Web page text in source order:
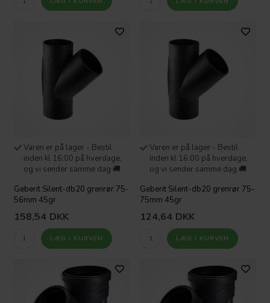
Varen er på lager - Bestil
inden kl 16:00 på hverdage,
og vi sender samme dag 🚚
Geberit Silent-db20 grenrør 75-
56mm 45gr
158,54 DKK
Varen er på lager - Bestil
inden kl 16:00 på hverdage,
og vi sender samme dag 🚚
Geberit Silent-db20 grenrør 75-
75mm 45gr
124,64 DKK